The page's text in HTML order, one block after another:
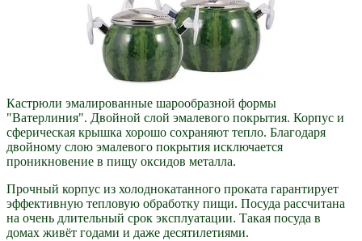
Кастрюли эмалированные шарообразной формы
"Ватерлиния". Двойной слой эмалевого покрытия. Корпус и
сферическая крышка хорошо сохраняют тепло. Благодаря
двойному слою эмалевого покрытия исключается
проникновение в пищу оксидов металла.
Прочный корпус из холоднокатанного проката гарантирует
эффективную тепловую обработку пищи. Посуда рассчитана
на очень длительный срок эксплуатации. Такая посуда в
домах живёт годами и даже десятилетиями.